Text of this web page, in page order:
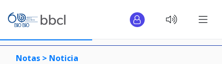
Notas > Noticia